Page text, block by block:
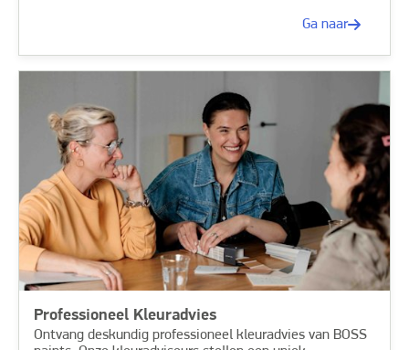
Ga naar
Professioneel Kleuradvies
Ontvang deskundig professioneel kleuradvies van BOSS